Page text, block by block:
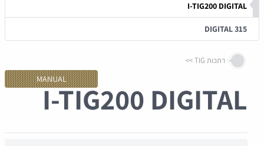
I-TIG200 DIGITAL
DIGITAL 315
רתכות TIG
MANUAL
I-TIG200 DIGITAL